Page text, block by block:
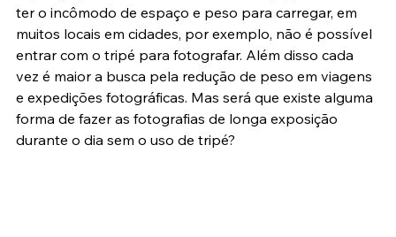
exposição, mas não estamos com o tripé, pois além de
ter o incômodo de espaço e peso para carregar, em
muitos locais em cidades, por exemplo, não é possível
entrar com o tripé para fotografar. Além disso cada
vez é maior a busca pela redução de peso em viagens
e expedições fotográficas. Mas será que existe alguma
forma de fazer as fotografias de longa exposição